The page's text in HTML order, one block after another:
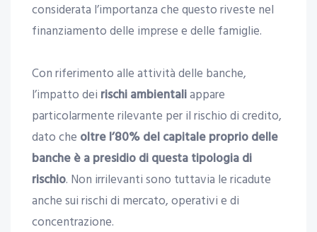
considerata l’importanza che questo riveste nel
finanziamento delle imprese e delle famiglie.
Con riferimento alle attività delle banche,
l’impatto dei rischi ambientaliappare
particolarmente rilevante per il rischio di credito,
dato che oltre l’80% del capitale proprio delle
banche è a presidio di questa tipologia di
rischio. Non irrilevanti sono tuttavia le ricadute
anche sui rischi di mercato, operativi e di
concentrazione.